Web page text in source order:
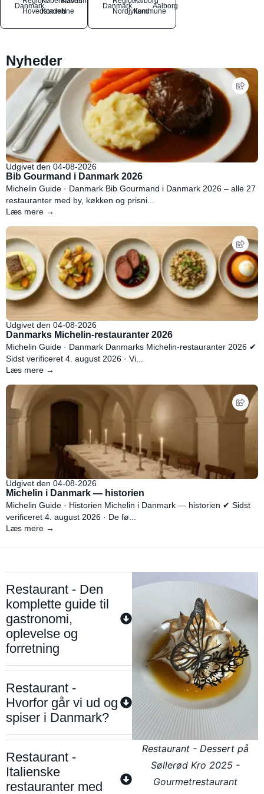
Danmark
Hovedstaden
Kommune
N
Danmark
NordjyllandKommune
Aalborg
Nyheder
Udgivet den 04-08-2026
Bib Gourmand i Danmark 2026
Michelin Guide · Danmark Bib Gourmand i Danmark 2026 – alle 27
restauranter med by, køkken og prisni...
Læs mere →
Udgivet den 04-08-2026
Danmarks Michelin-restauranter 2026
Michelin Guide · Danmark Danmarks Michelin-restauranter 2026 ✔
Sidst verificeret 4. august 2026 · Vi...
Læs mere →
Udgivet den 04-08-2026
Michelin i Danmark — historien
Michelin Guide · Historien Michelin i Danmark — historien ✔ Sidst
verificeret 4. august 2026 · De fø...
Læs mere →
Restaurant - Den
komplette guide til
gastronomi,
oplevelse og
forretning
Restaurant -
Hvorfor går vi ud og
spiser i Danmark?
Restaurant -
Italienske
restauranter med
Restaurant - Dessert på
Søllerød Kro 2025 -
Gourmetrestaurant